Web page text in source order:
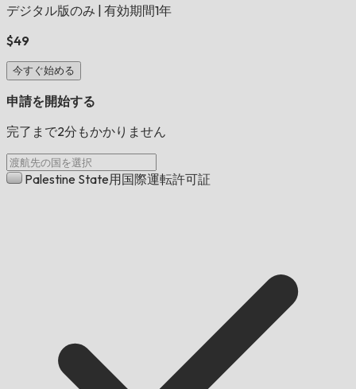
デジタル版のみ 有効期間1年
$49
今すぐ始める
申請を開始する
完了まで2分もかかりません
Palestine State用国際運転許可証